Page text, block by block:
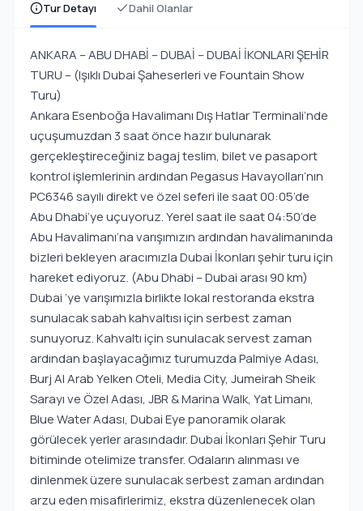
Tur Detayı Dahil Olanlar
ANKARA – ABU DHABİ – DUBAİ – DUBAİ İKONLARI ŞEHİR
TURU – (Işıklı Dubai Şaheserleri ve Fountain Show
Turu)
Ankara Esenboğa Havalimanı Dış Hatlar Terminali’nde
uçuşumuzdan 3 saat önce hazır bulunarak
gerçekleştireceğiniz bagaj teslim, bilet ve pasaport
kontrol işlemlerinin ardından Pegasus Havayolları’nın
PC6346 sayılı direkt ve özel seferi ile saat 00:05’de
Abu Dhabi’ye uçuyoruz. Yerel saat ile saat 04:50’de
Abu Havalimanı’na varışımızın ardından havalimanında
bizleri bekleyen aracımızla Dubai İkonları şehir turu için
hareket ediyoruz. (Abu Dhabi – Dubai arası 90 km)
Dubai ‘ye varışımızla birlikte lokal restoranda ekstra
sunulacak sabah kahvaltısı için serbest zaman
sunuyoruz. Kahvaltı için sunulacak servest zaman
ardından başlayacağımız turumuzda Palmiye Adası,
Burj Al Arab Yelken Oteli, Media City, Jumeirah Sheik
Sarayı ve Özel Adası, JBR & Marina Walk, Yat Limanı,
Blue Water Adası, Dubai Eye panoramik olarak
görülecek yerler arasındadır. Dubai İkonları Şehir Turu
bitiminde otelimize transfer. Odaların alınması ve
dinlenmek üzere sunulacak serbest zaman ardından
arzu eden misafirlerimiz, ekstra düzenlenecek olan